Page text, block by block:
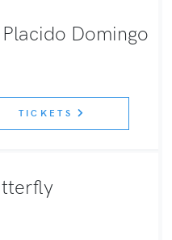
Domingo
TICKETS